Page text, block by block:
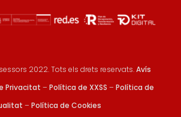
2022. Tots els drets reservats.Avís
Privacitat –Política de XXSS –Política de
–Política de Cookies